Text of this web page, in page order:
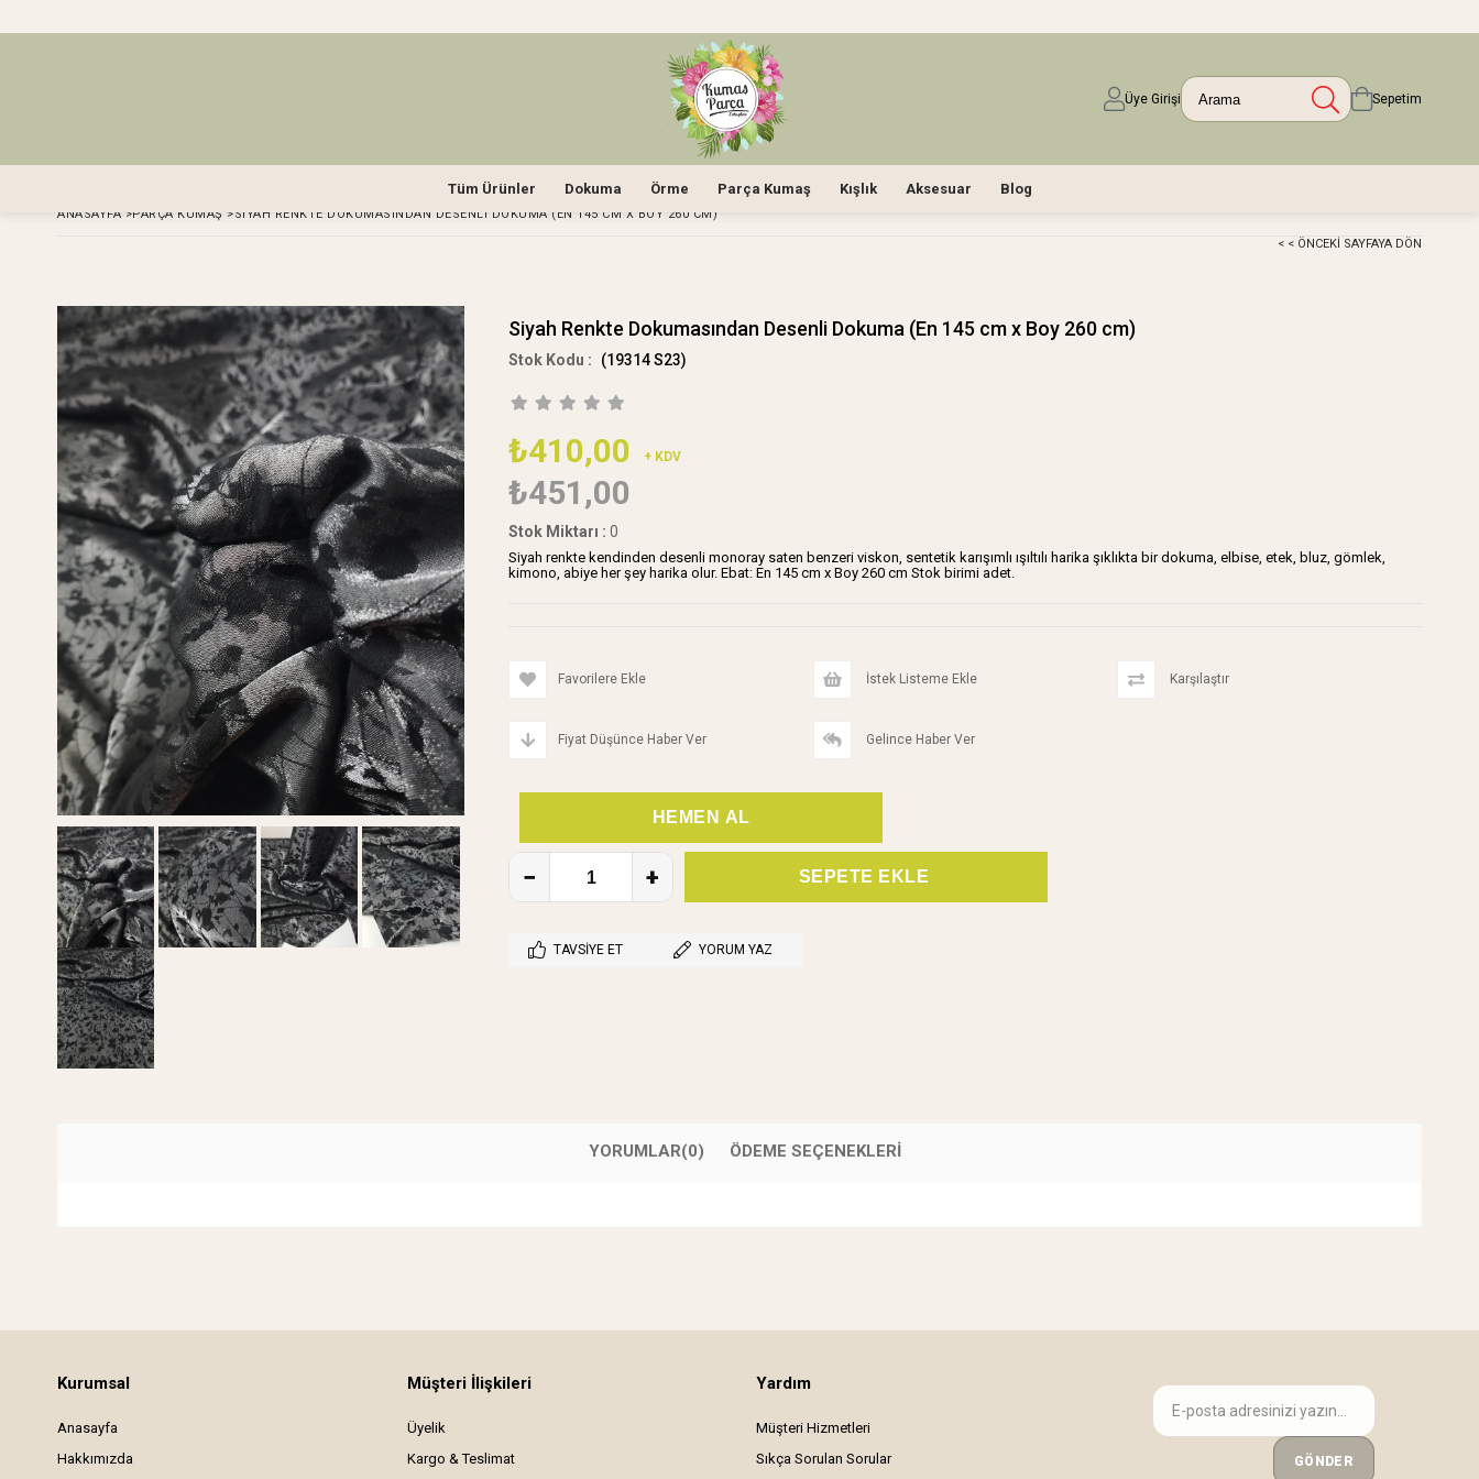
Üye Girişi Sepetim
Tüm Ürünler Dokuma Örme Parça Kumaş Kışlık Aksesuar Blog
ANASAYFA >PARÇA KUMAŞ >SIYAH RENKTE DOKUMASINDAN DESENLI DOKUMA (EN 145 CM X BOY 260 CM)
< < ÖNCEKI SAYFAYA DÖN
Siyah Renkte Dokumasından Desenli Dokuma (En 145 cm x Boy 260 cm)
(19314 S23)
₺410,00 + KDV
₺451,00
Stok Miktarı : 0
Siyah renkte kendinden desenli monoray saten benzeri viskon, sentetik karışımlı ışıltılı harika şıklıkta bir dokuma, elbise, etek, bluz, gömlek,
kimono, abiye her şey harika olur. Ebat: En 145 cm x Boy 260 cm Stok birimi adet.
Favorilere Ekle İstek Listeme Ekle Karşılaştır
Fiyat Düşünce Haber Ver Gelince Haber Ver
TAVSIYE ET YORUM YAZ
YORUMLAR(0) ÖDEME SEÇENEKLERI
Kurumsal
Anasayfa
Hakkımızda
Müşteri İlişkileri
Üyelik
Kargo & Teslimat
Yardım
Müşteri Hizmetleri
Sıkça Sorulan Sorular
GÖNDER